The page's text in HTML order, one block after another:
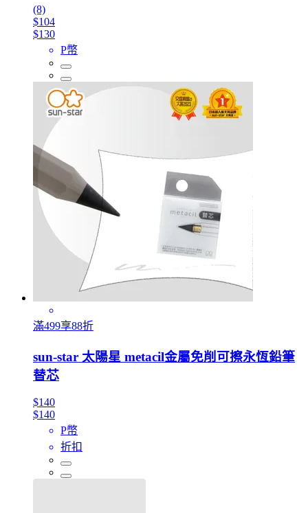
(8)
$104
$130
P幣
滿499享88折
sun-star 太陽星 metacil金屬免削可擦永恆鉛筆
替芯
$140
$140
P幣
折扣